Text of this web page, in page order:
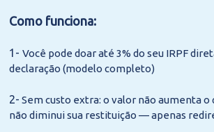
Como funciona:
1- Você pode doar até 3% do seu IRPF
declaração (modelo completo)
2- Sem custo extra: o valor não aumenta o
não diminui sua restituição — apenas